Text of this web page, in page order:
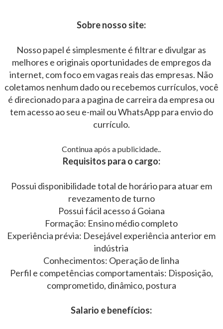
Sobre nosso site:
Nosso papel é simplesmente é filtrar e divulgar as
melhores e originais oportunidades de empregos da
internet, com foco em vagas reais das empresas. Não
coletamos nenhum dado ou recebemos currículos, você
é direcionado para a pagina de carreira da empresa ou
tem acesso ao seu e-mail ou WhatsApp para envio do
currículo.
Continua após a publicidade..
Requisitos para o cargo:
Possui disponibilidade total de horário para atuar em
revezamento de turno
Possui fácil acesso á Goiana
Formação: Ensino médio completo
Experiência prévia: Desejável experiência anterior em
indústria
Conhecimentos: Operação de linha
Perfil e competências comportamentais: Disposição,
comprometido, dinâmico, postura
Salario e benefícios: